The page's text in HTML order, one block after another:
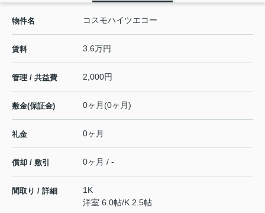
物件名 コスモハイツエコー
賃料 3.6万円
管理 / 共益費 2,000円
敷金(保証金) 0ヶ月(0ヶ月)
礼金 0ヶ月
償却 / 敷引 0ヶ月 / -
間取り / 詳細
1K
洋室 6.0帖/K 2.5帖